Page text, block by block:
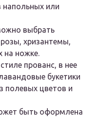
или
выбрать
хризантемы,
на ножке.
прованс, в нее
букетики
полевых цветов и
быть оформлена